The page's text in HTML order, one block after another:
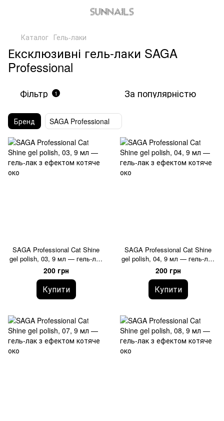
Каталог Гель-лаки
Ексклюзивні гель-лаки SAGA
Professional
Фільтр 1 За популярністю
Бренд SAGA Professional
SAGA Professional Cat Shine
gel polish, 03, 9 мл — гель-лак
з ефектом котяче око
200 грн
Купити
SAGA Professional Cat Shine
gel polish, 04, 9 мл — гель-лак
з ефектом котяче око
200 грн
Купити